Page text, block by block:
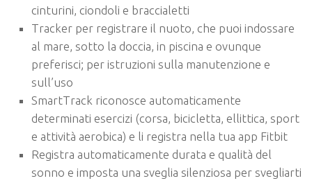
cinturini, ciondoli e braccialetti
Tracker per registrare il nuoto, che puoi indossare
al mare, sotto la doccia, in piscina e ovunque
preferisci; per istruzioni sulla manutenzione e
sull’uso
SmartTrack riconosce automaticamente
determinati esercizi (corsa, bicicletta, ellittica, sport
e attività aerobica) e li registra nella tua app Fitbit
Registra automaticamente durata e qualità del
sonno e imposta una sveglia silenziosa per svegliarti